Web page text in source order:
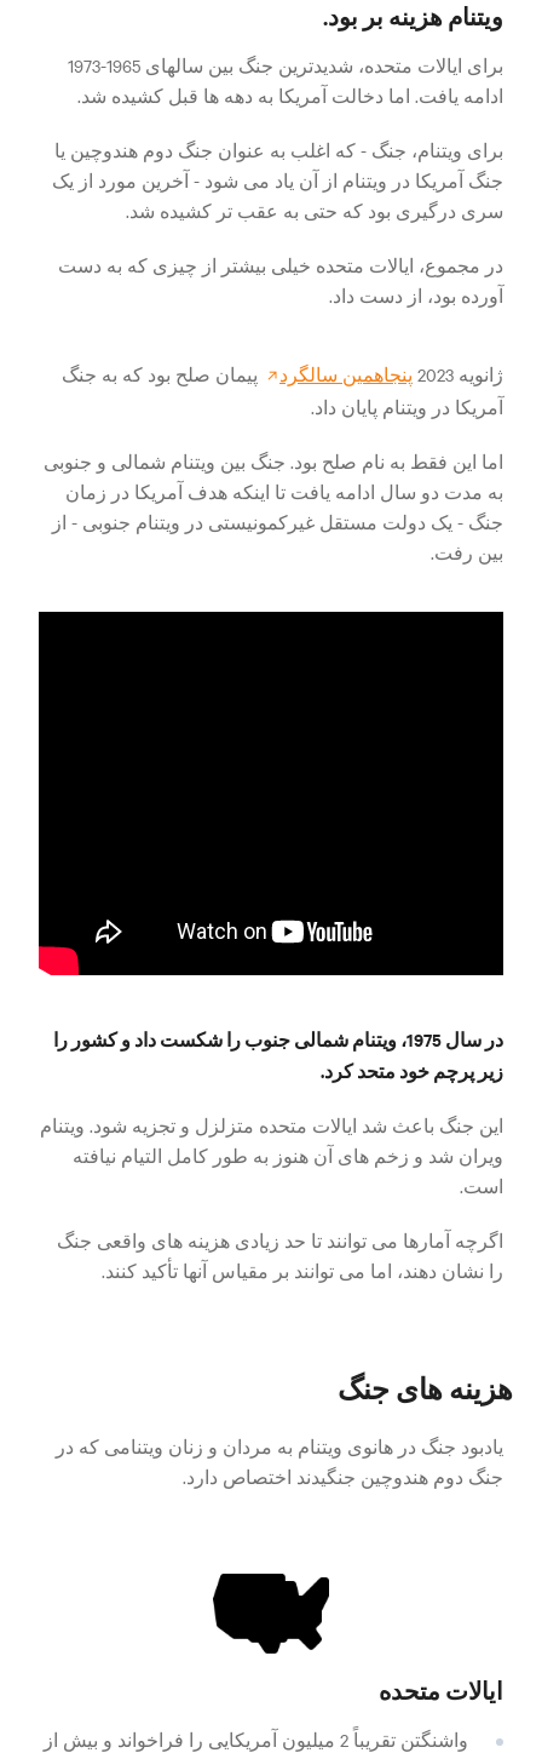
ویتنام هزینه بر بود.
برای ایالات متحده، شدیدترین جنگ بین سالهای 1965-1973
ادامه یافت. اما دخالت آمریکا به دهه ها قبل کشیده شد.
برای ویتنام، جنگ - که اغلب به عنوان جنگ دوم هندوچین یا
جنگ آمریکا در ویتنام از آن یاد می شود - آخرین مورد از یک
سری درگیری بود که حتی به عقب تر کشیده شد.
در مجموع، ایالات متحده خیلی بیشتر از چیزی که به دست
آورده بود، از دست داد.
ژانویه 2023 پنجاهمین سالگرد
پیمان صلح بود که به جنگ
آمریکا در ویتنام پایان داد.
اما این فقط به نام صلح بود. جنگ بین ویتنام شمالی و جنوبی
به مدت دو سال ادامه یافت تا اینکه هدف آمریکا در زمان
جنگ - یک دولت مستقل غیرکمونیستی در ویتنام جنوبی - از
بین رفت.
در سال 1975، ویتنام شمالی جنوب را شکست داد و کشور را
زیر پرچم خود متحد کرد.
این جنگ باعث شد ایالات متحده متزلزل و تجزیه شود. ویتنام
ویران شد و زخم های آن هنوز به طور کامل التیام نیافته
است.
اگرچه آمارها می توانند تا حد زیادی هزینه های واقعی جنگ
را نشان دهند، اما می توانند بر مقیاس آنها تأکید کنند.
هزینه های جنگ
یادبود جنگ در هانوی ویتنام به مردان و زنان ویتنامی که در
جنگ دوم هندوچین جنگیدند اختصاص دارد.
ایالات متحده
واشنگتن تقریباً 2 میلیون آمریکایی را فراخواند و بیش از